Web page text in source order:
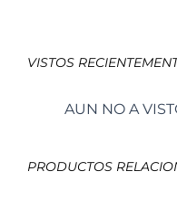
VISTOS
AUN NO A
PRODUCTOS